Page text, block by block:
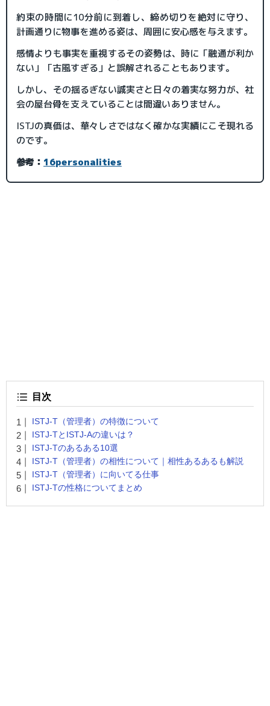
約束の時間に10分前に到着し、締め切りを絶対に守り、
計画通りに物事を進める姿は、周囲に安心感を与えます。
感情よりも事実を重視するその姿勢は、時に「融通が利か
ない」「古風すぎる」と誤解されることもあります。
しかし、その揺るぎない誠実さと日々の着実な努力が、社
会の屋台骨を支えていることは間違いありません。
ISTJの真価は、華々しさではなく確かな実績にこそ現れる
のです。
参考： 16personalities
目次
ISTJ-T（管理者）の特徴について
ISTJ-TとISTJ-Aの違いは？
ISTJ-Tのあるある10選
ISTJ-T（管理者）の相性について｜相性あるあるも解説
ISTJ-T（管理者）に向いてる仕事
ISTJ-Tの性格についてまとめ